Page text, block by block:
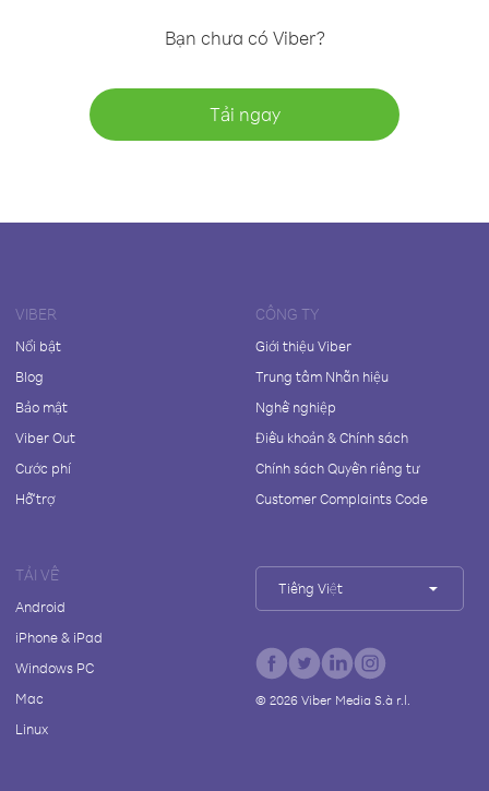
Bạn chưa có Viber?
Tải ngay
VIBER
Nổi bật
Blog
Bảo mật
Viber Out
Cước phí
Hỗ trợ
CÔNG TY
Giới thiệu Viber
Trung tâm Nhãn hiệu
Nghề nghiệp
Điều khoản & Chính sách
Chính sách Quyền riêng tư
Customer Complaints Code
TẢI VỀ
Android
iPhone & iPad
Windows PC
Mac
Linux
Tiếng Việt
© 2026Viber Media S.à r.l.